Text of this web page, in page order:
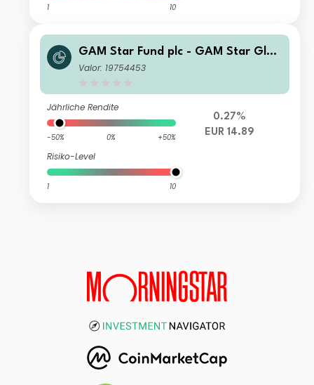
1 10
GAM Star Fund plc - GAM Star Glob
al Cautious Institutional Hedged EU
Valor: 19754453
Jährliche Rendite
-50% 0% +50%
Risiko-Level
1 10
0.27%
EUR 14.89